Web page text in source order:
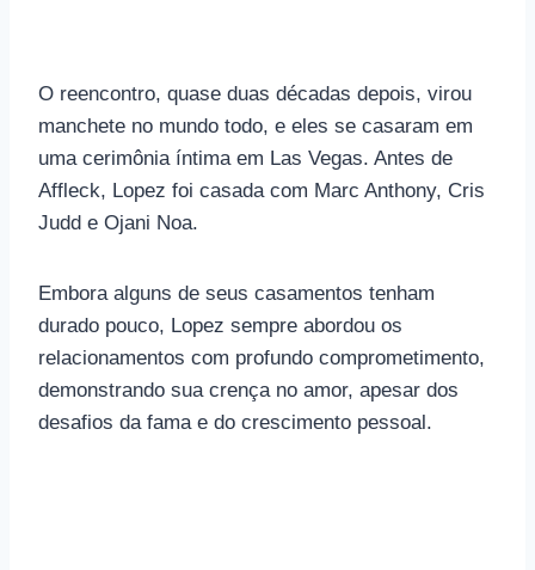
O reencontro, quase duas décadas depois, virou
manchete no mundo todo, e eles se casaram em
uma cerimônia íntima em Las Vegas. Antes de
Affleck, Lopez foi casada com Marc Anthony, Cris
Judd e Ojani Noa.
Embora alguns de seus casamentos tenham
durado pouco, Lopez sempre abordou os
relacionamentos com profundo comprometimento,
demonstrando sua crença no amor, apesar dos
desafios da fama e do crescimento pessoal.